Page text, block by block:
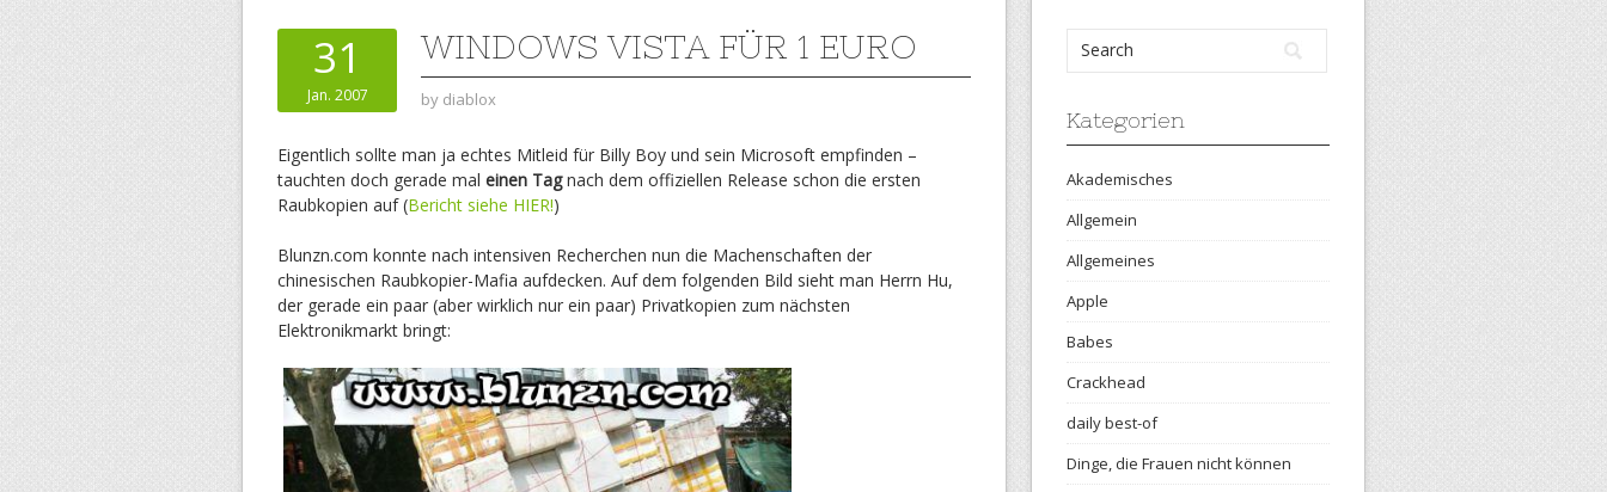
31
Jan. 2007
WINDOWS VISTA FÜR 1 EURO
by diablox
Eigentlich sollte man ja echtes Mitleid für Billy Boy und sein Microsoft empfinden –
tauchten doch gerade mal einen Tagnach dem offiziellen Release schon die ersten
Raubkopien auf (Bericht siehe HIER!)
Blunzn.com konnte nach intensiven Recherchen nun die Machenschaften der
chinesischen Raubkopier-Mafia aufdecken. Auf dem folgenden Bild sieht man Herrn Hu,
der gerade ein paar (aber wirklich nur ein paar) Privatkopien zum nächsten
Elektronikmarkt bringt:
Kategorien
Akademisches
Allgemein
Allgemeines
Apple
Babes
Crackhead
daily best-of
Dinge, die Frauen nicht können